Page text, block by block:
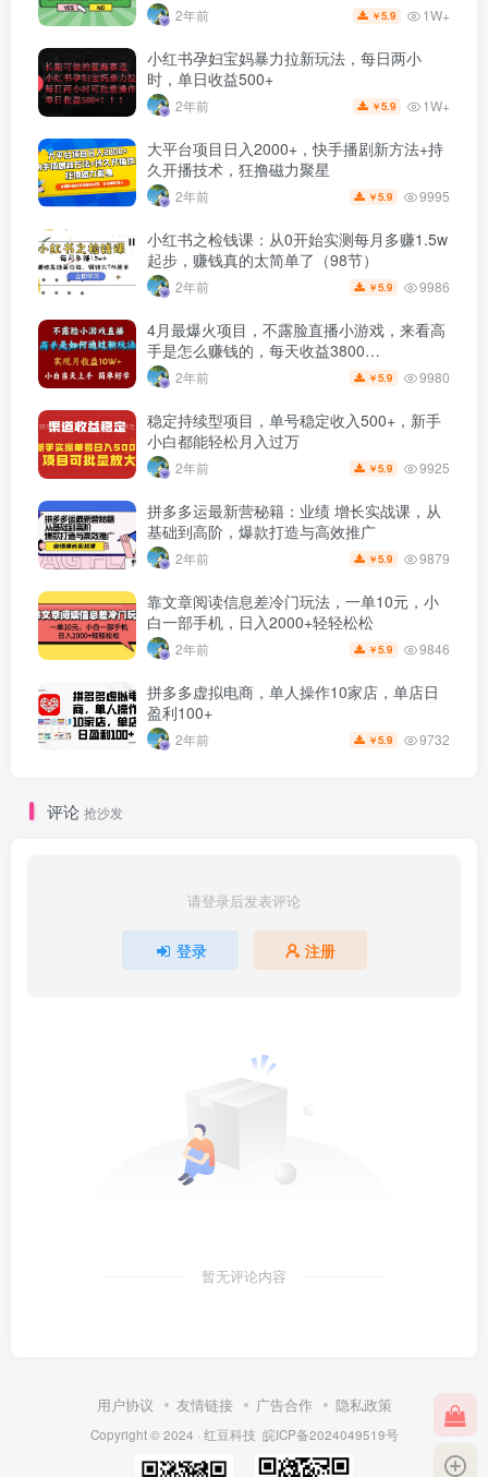
2年前 ￥5.9 1W+
小红书孕妇宝妈暴力拉新玩法，每日两小
时，单日收益500+
2年前 ￥5.9 1W+
大平台项目日入2000+，快手播剧新方法+持
久开播技术，狂撸磁力聚星
2年前 ￥5.9 9995
小红书之检钱课：从0开始实测每月多赚1.5w
起步，赚钱真的太简单了（98节）
2年前 ￥5.9 9986
4月最爆火项目，不露脸直播小游戏，来看高
手是怎么赚钱的，每天收益3800…
2年前 ￥5.9 9980
稳定持续型项目，单号稳定收入500+，新手
小白都能轻松月入过万
2年前 ￥5.9 9925
拼多多运最新营秘籍：业绩 增长实战课，从
基础到高阶，爆款打造与高效推广
2年前 ￥5.9 9879
靠文章阅读信息差冷门玩法，一单10元，小
白一部手机，日入2000+轻轻松松
2年前 ￥5.9 9846
拼多多虚拟电商，单人操作10家店，单店日
盈利100+
2年前 ￥5.9 9732
评论 抢沙发
请登录后发表评论
登录 注册
暂无评论内容
用户协议 友情链接 广告合作 隐私政策
Copyright © 2024 · 红豆科技 皖ICP备2024049519号